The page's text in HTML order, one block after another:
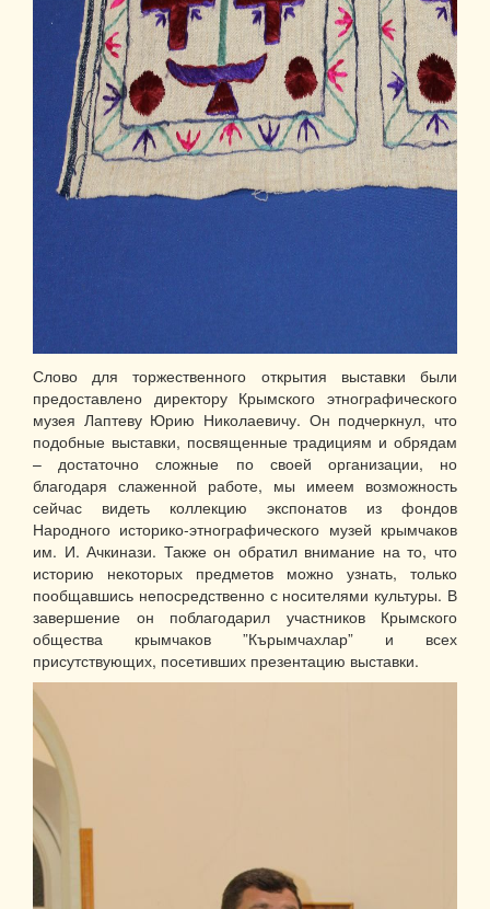
Слово для торжественного открытия выставки были
предоставлено директору Крымского этнографического
музея Лаптеву Юрию Николаевичу. Он подчеркнул, что
подобные выставки, посвященные традициям и обрядам
– достаточно сложные по своей организации, но
благодаря слаженной работе, мы имеем возможность
сейчас видеть коллекцию экспонатов из фондов
Народного историко-этнографического музей крымчаков
им. И. Ачкинази. Также он обратил внимание на то, что
историю некоторых предметов можно узнать, только
пообщавшись непосредственно с носителями культуры. В
завершение он поблагодарил участников Крымского
общества крымчаков ”Кърымчахлар” и всех
присутствующих, посетивших презентацию выставки.